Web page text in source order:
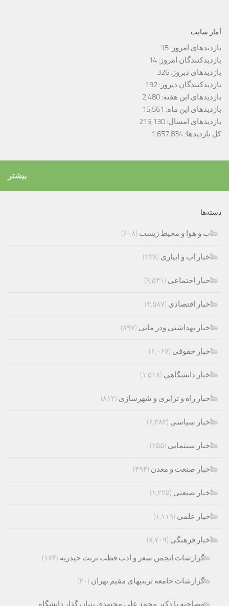
آمار سایت
بازدیدهای امروز: 15
بازدیدکنندگان امروز: 14
بازدیدهای دیروز: 326
بازدیدکنندگان دیروز: 192
بازدیدهای این هفته: 2,480
بازدیدهای این ماه: 15,561
بازدیدهای امسال: 215,130
کل بازدیدها: 1,657,834
بیشتر
دسته‌ها
اب و هوا و محیط زیست (۶۰۸)
اخبار اب و ابیاری (۲۳۸)
اخبار اجتماعی (۹,۵۴۱)
اخبار اقتصادی (۳,۵۸۷)
اخبار بهداشتی ودر مانی (۸۹۷)
اخبار حقوقی (۶,۰۶۷)
اخبار دانشگاهی (۱,۵۱۸)
اخبار راه و ترابری و شهرسازی (۸۱۲)
اخبار سیاسی (۶,۳۸۳)
اخبار سینمایی (۲۵۵)
اخبار صنعت و معدن (۴۹۴)
اخبار صنعتی (۱,۲۲۵)
اخبار علمی (۱,۱۱۹)
اخبار فرهنگی (۷,۷۰۹)
گزارشات انجمن شعر و ادب قطب تربت حیدریه (۱۷۴)
گزارشات جامعه تربتیهای مقیم تهران (۲۰)
مصاحبه با دکتر محمد علی مجتهدی بنیان گذار دانشگاه